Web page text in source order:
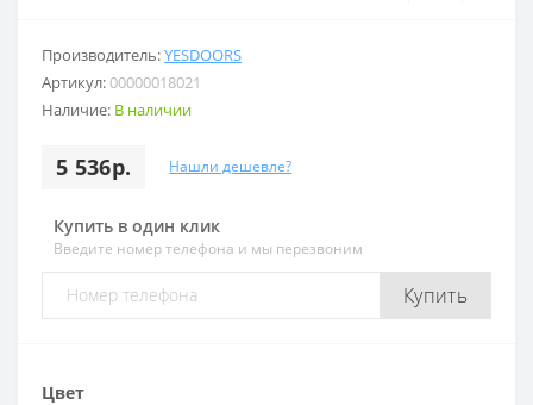
Производитель:YESDOORS
Артикул:00000018021
Наличие: В наличии
5 536р. Нашли дешевле?
Купить в один клик
Введите номер телефона и мы перезвоним
Купить
Цвет